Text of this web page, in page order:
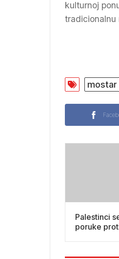
kulturnoj
tradicionalnu
mostar
Palestinci
poruke